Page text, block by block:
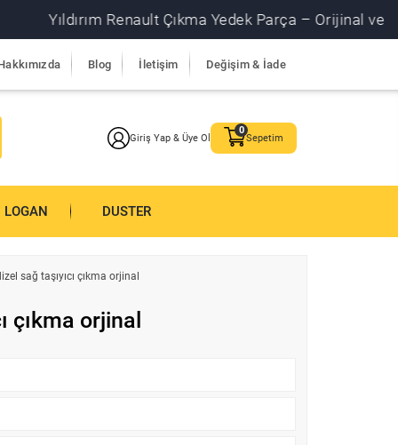
Yıldırım Renault Çıkma Yedek Parça – Orijinal ve
Blog İletişim Değişim & İade
Giriş Yap & Üye Ol Sepetim
LOGAN DUSTER
sağ taşıyıcı çıkma orjinal
çıkma orjinal